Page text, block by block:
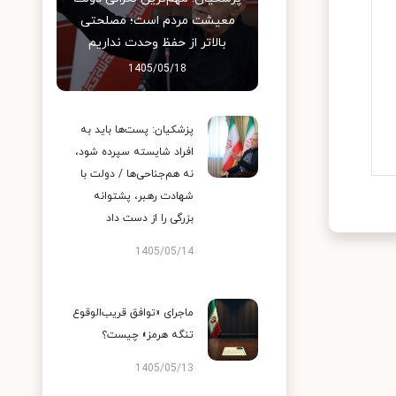
معیشت مردم است؛ مصلحتی
بالاتر از حفظ وحدت نداریم
1405/05/18
پزشکیان: پست‌ها باید به
افراد شایسته سپرده شود،
نه هم‌جناحی‌ها / دولت با
شهادت رهبر، پشتوانه
بزرگی را از دست داد
1405/05/14
ماجرای «توافق قریب‌الوقوع
تنگه هرمز» چیست؟
1405/05/13